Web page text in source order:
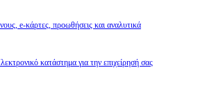
e‑κάρτες, προωθήσεις και αναλυτικά
κατάστημα για την επιχείρησή σας